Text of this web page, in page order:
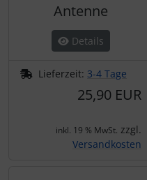
Antenne
Details
Lieferzeit: 3-4 Tage
25,90 EUR
inkl. 19 % MwSt. zzgl.
Versandkosten